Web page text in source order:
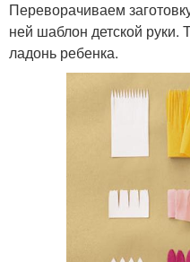
Переворачиваем
ней шаблон детской руки.
ладонь ребенка.